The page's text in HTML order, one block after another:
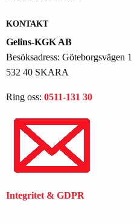
KONTAKT
Gelins-KGK AB
Besöksadress: Göteborgsvägen 1
532 40 SKARA
Ring oss: 0511-131 30
Integritet & GDPR